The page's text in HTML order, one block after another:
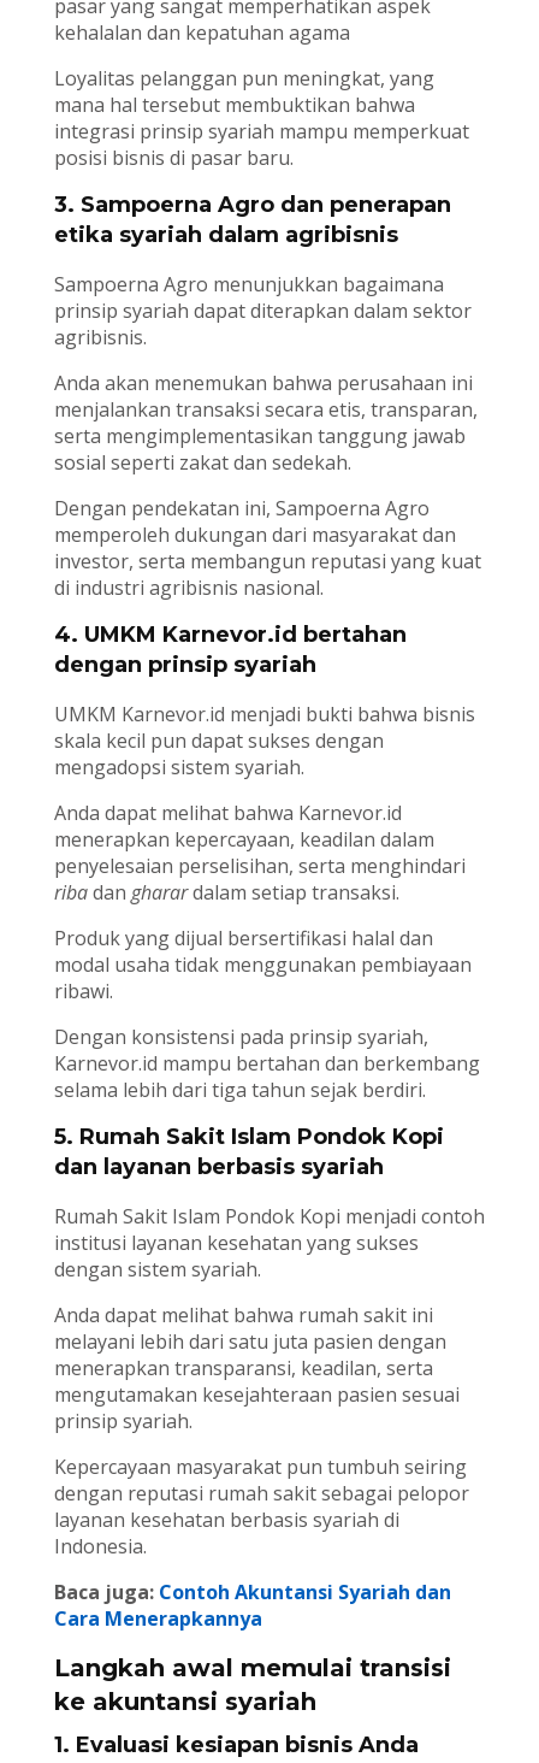
pasar yang sangat memperhatikan aspek
kehalalan dan kepatuhan agama
Loyalitas pelanggan pun meningkat, yang
mana hal tersebut membuktikan bahwa
integrasi prinsip syariah mampu memperkuat
posisi bisnis di pasar baru.
3. Sampoerna Agro dan penerapan
etika syariah dalam agribisnis
Sampoerna Agro menunjukkan bagaimana
prinsip syariah dapat diterapkan dalam sektor
agribisnis.
Anda akan menemukan bahwa perusahaan ini
menjalankan transaksi secara etis, transparan,
serta mengimplementasikan tanggung jawab
sosial seperti zakat dan sedekah.
Dengan pendekatan ini, Sampoerna Agro
memperoleh dukungan dari masyarakat dan
investor, serta membangun reputasi yang kuat
di industri agribisnis nasional.
4. UMKM Karnevor.id bertahan
dengan prinsip syariah
UMKM Karnevor.id menjadi bukti bahwa bisnis
skala kecil pun dapat sukses dengan
mengadopsi sistem syariah.
Anda dapat melihat bahwa Karnevor.id
menerapkan kepercayaan, keadilan dalam
penyelesaian perselisihan, serta menghindari
ribadangharardalam setiap transaksi.
Produk yang dijual bersertifikasi halal dan
modal usaha tidak menggunakan pembiayaan
ribawi.
Dengan konsistensi pada prinsip syariah,
Karnevor.id mampu bertahan dan berkembang
selama lebih dari tiga tahun sejak berdiri.
5. Rumah Sakit Islam Pondok Kopi
dan layanan berbasis syariah
Rumah Sakit Islam Pondok Kopi menjadi contoh
institusi layanan kesehatan yang sukses
dengan sistem syariah.
Anda dapat melihat bahwa rumah sakit ini
melayani lebih dari satu juta pasien dengan
menerapkan transparansi, keadilan, serta
mengutamakan kesejahteraan pasien sesuai
prinsip syariah.
Kepercayaan masyarakat pun tumbuh seiring
dengan reputasi rumah sakit sebagai pelopor
layanan kesehatan berbasis syariah di
Indonesia.
Baca juga: Contoh Akuntansi Syariah dan
Cara Menerapkannya
Langkah awal memulai transisi
ke akuntansi syariah
1. Evaluasi kesiapan bisnis Anda